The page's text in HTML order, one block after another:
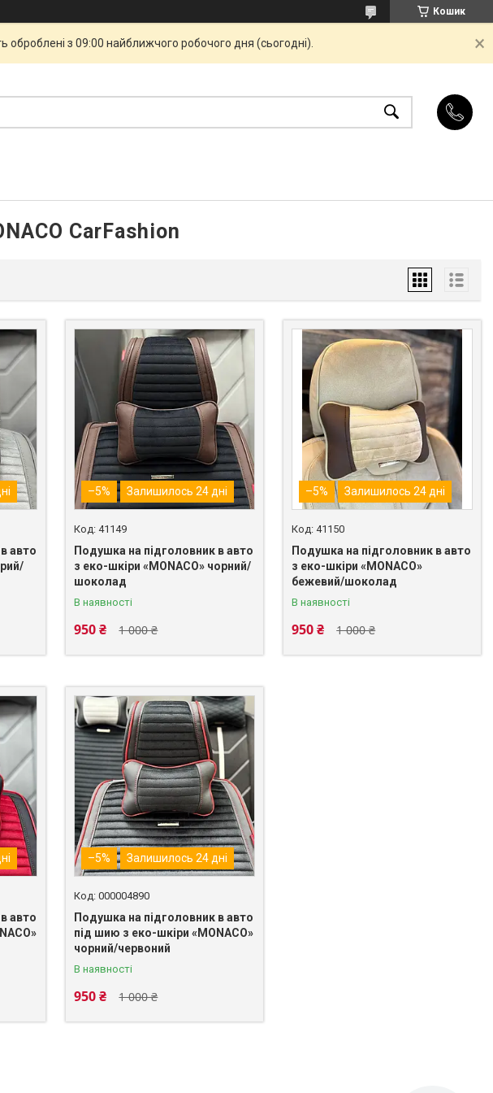
Кошик
з 09:00 найближчого робочого дня (сьогодні).
CarFashion
авто
–5% Залишилось 24 дні
41149
Подушка на підголовник в авто
з еко-шкіри «MONACO» чорний/
шоколад
В наявності
1 000 ₴
950 ₴
–5% Залишилось 24 дні
41150
Подушка на підголовник в авто
з еко-шкіри «MONACO»
бежевий/шоколад
В наявності
1 000 ₴
950 ₴
авто
–5% Залишилось 24 дні
000004890
Подушка на підголовник в авто
під шию з еко-шкіри «MONACO»
чорний/червоний
В наявності
1 000 ₴
950 ₴